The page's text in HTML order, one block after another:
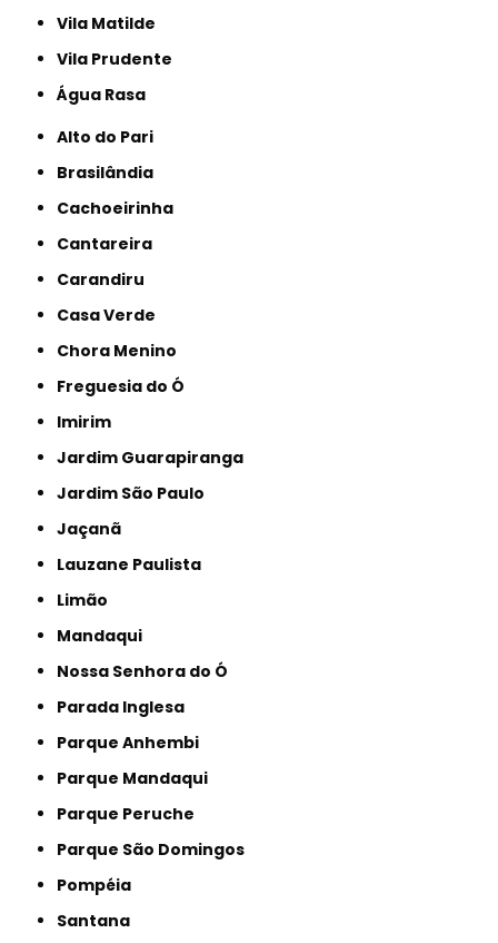
Vila Matilde
Vila Prudente
Água Rasa
Alto do Pari
Brasilândia
Cachoeirinha
Cantareira
Carandiru
Casa Verde
Chora Menino
Freguesia do Ó
Imirim
Jardim Guarapiranga
Jardim São Paulo
Jaçanã
Lauzane Paulista
Limão
Mandaqui
Nossa Senhora do Ó
Parada Inglesa
Parque Anhembi
Parque Mandaqui
Parque Peruche
Parque São Domingos
Pompéia
Santana